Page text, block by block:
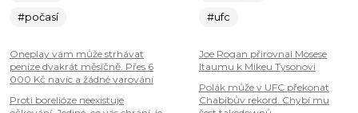
#počasí
Oneplay vám může strhávat
peníze dvakrát měsíčně. Přes 6
000 Kč navíc a žádné varování
Proti borelióze neexistuje
#ufc
Joe Rogan přirovnal Mosese
Itaumu k Mikeu Tysonovi
Polák může v UFC překonat
Chabibův rekord. Chybí mu